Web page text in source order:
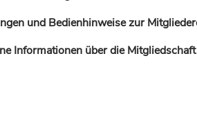
und Bedienhinweise zur
Informationen über die